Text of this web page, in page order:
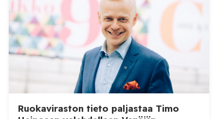
Ruokaviraston tieto paljastaa Timo